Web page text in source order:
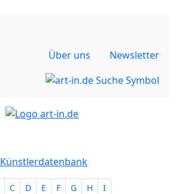
Über uns Newsletter
Künstlerdatenbank
C D E F G H I